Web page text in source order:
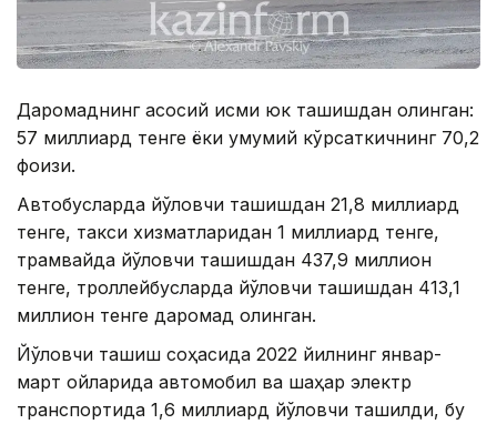
Даромаднинг асосий қисми юк ташишдан олинган:
57 миллиард тенге ёки умумий кўрсаткичнинг 70,2
фоизи.
Автобусларда йўловчи ташишдан 21,8 миллиард
тенге, такси хизматларидан 1 миллиард тенге,
трамвайда йўловчи ташишдан 437,9 миллион
тенге, троллейбусларда йўловчи ташишдан 413,1
миллион тенге даромад олинган.
Йўловчи ташиш соҳасида 2022 йилнинг январ-
март ойларида автомобил ва шаҳар электр
транспортида 1,6 миллиард йўловчи ташилди, бу